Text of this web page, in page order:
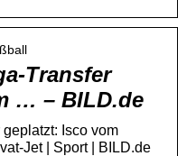
Transfer
… – BILD.de
Isco vom
Jet | Sport | BILD.de